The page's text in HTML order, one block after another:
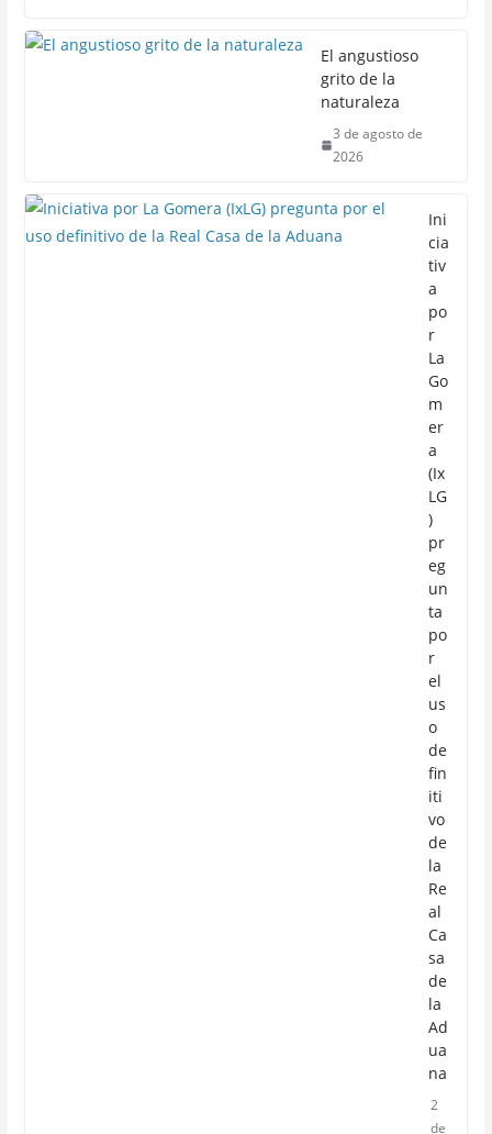
El angustioso
grito de la
naturaleza
3 de agosto de
2026
Ini
cia
tiv
a
po
r
La
Go
m
er
a
(Ix
LG
)
pr
eg
un
ta
po
r
el
us
o
de
fin
iti
vo
de
la
Re
al
Ca
sa
de
la
Ad
ua
na
2
de